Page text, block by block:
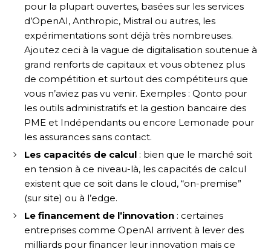
pour la plupart ouvertes, basées sur les services
d’OpenAI, Anthropic, Mistral ou autres, les
expérimentations sont déjà très nombreuses.
Ajoutez ceci à la vague de digitalisation soutenue à
grand renforts de capitaux et vous obtenez plus
de compétition et surtout des compétiteurs que
vous n’aviez pas vu venir. Exemples : Qonto pour
les outils administratifs et la gestion bancaire des
PME et Indépendants ou encore Lemonade pour
les assurances sans contact.
Les capacités de calcul : bien que le marché soit
en tension à ce niveau-là, les capacités de calcul
existent que ce soit dans le cloud, “on-premise”
(sur site) ou à l’edge.
Le financement de l’innovation : certaines
entreprises comme OpenAI arrivent à lever des
milliards pour financer leur innovation mais ce